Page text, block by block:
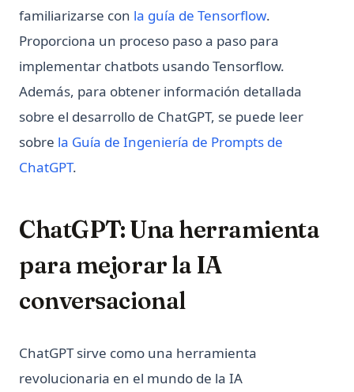
familiarizarse con la guía de Tensorflow(opens in a
.
Proporciona un proceso paso a paso para
implementar chatbots usando Tensorflow.
Además, para obtener información detallada
sobre el desarrollo de ChatGPT, se puede leer
sobre la Guía de Ingeniería de Prompts de
ChatGPT.
ChatGPT: Una herramienta
para mejorar la IA
conversacional
ChatGPT sirve como una herramienta
revolucionaria en el mundo de la IA